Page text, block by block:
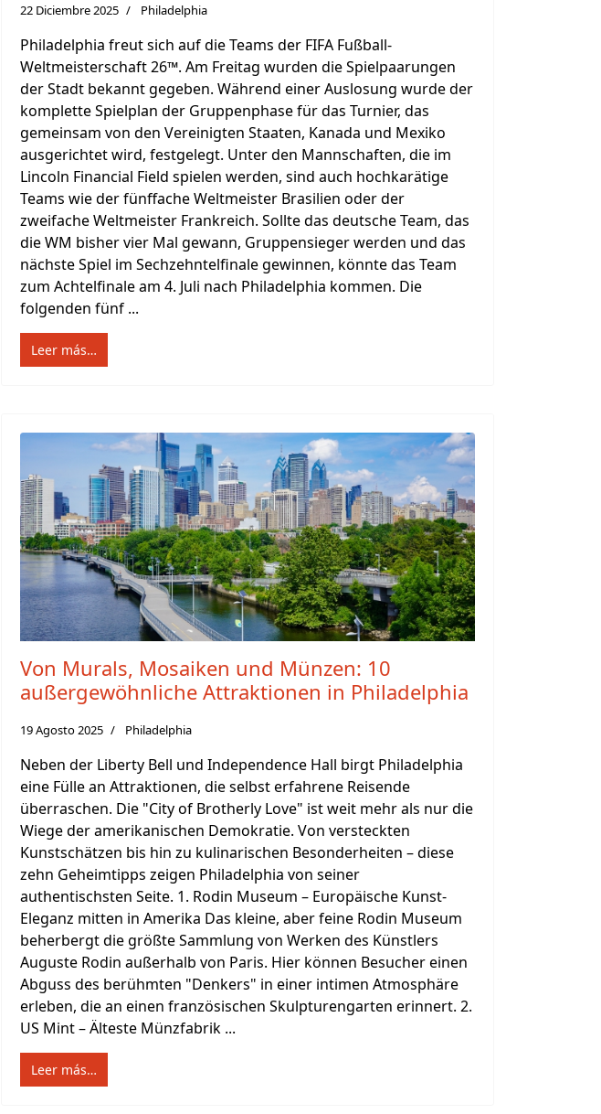
22 Diciembre 2025 Philadelphia
Philadelphia freut sich auf die Teams der FIFA Fußball-
Weltmeisterschaft 26™. Am Freitag wurden die Spielpaarungen
der Stadt bekannt gegeben. Während einer Auslosung wurde der
komplette Spielplan der Gruppenphase für das Turnier, das
gemeinsam von den Vereinigten Staaten, Kanada und Mexiko
ausgerichtet wird, festgelegt. Unter den Mannschaften, die im
Lincoln Financial Field spielen werden, sind auch hochkarätige
Teams wie der fünffache Weltmeister Brasilien oder der
zweifache Weltmeister Frankreich. Sollte das deutsche Team, das
die WM bisher vier Mal gewann, Gruppensieger werden und das
nächste Spiel im Sechzehntelfinale gewinnen, könnte das Team
zum Achtelfinale am 4. Juli nach Philadelphia kommen. Die
folgenden fünf ...
Leer más…
Von Murals, Mosaiken und Münzen: 10
außergewöhnliche Attraktionen in Philadelphia
19 Agosto 2025 Philadelphia
Neben der Liberty Bell und Independence Hall birgt Philadelphia
eine Fülle an Attraktionen, die selbst erfahrene Reisende
überraschen. Die "City of Brotherly Love" ist weit mehr als nur die
Wiege der amerikanischen Demokratie. Von versteckten
Kunstschätzen bis hin zu kulinarischen Besonderheiten – diese
zehn Geheimtipps zeigen Philadelphia von seiner
authentischsten Seite. 1. Rodin Museum – Europäische Kunst-
Eleganz mitten in Amerika Das kleine, aber feine Rodin Museum
beherbergt die größte Sammlung von Werken des Künstlers
Auguste Rodin außerhalb von Paris. Hier können Besucher einen
Abguss des berühmten "Denkers" in einer intimen Atmosphäre
erleben, die an einen französischen Skulpturengarten erinnert. 2.
US Mint – Älteste Münzfabrik ...
Leer más…